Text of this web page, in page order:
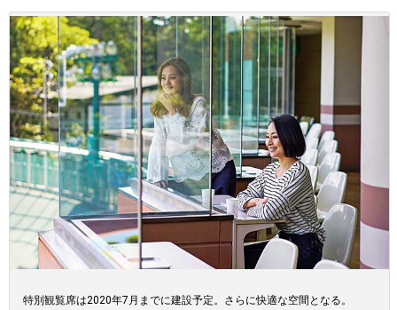
特別観覧席は2020年7月までに建設予定。さらに快適な空間となる。